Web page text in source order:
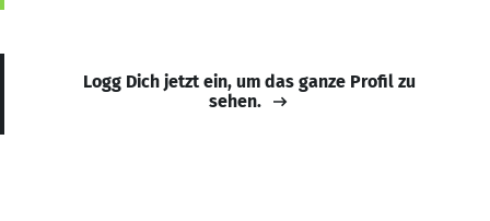
Logg Dich jetzt ein, um das ganze Profil zu
sehen.